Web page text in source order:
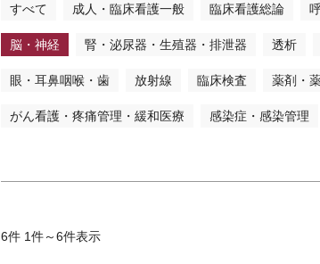
辞典・事典
すべて 成人・臨床看護一般 臨床看護総論
脳・神経 腎・泌尿器・生殖器・排泄器 透析
眼・耳鼻咽喉・歯 放射線 臨床検査 薬剤・
がん看護・疼痛管理・緩和医療 感染症・感染管理
6件 1件～6件表示